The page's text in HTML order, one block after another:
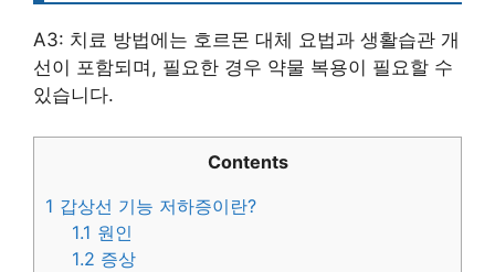
A3: 치료 방법에는 호르몬 대체 요법과 생활습관 개
선이 포함되며, 필요한 경우 약물 복용이 필요할 수
있습니다.
Contents
1 갑상선 기능 저하증이란?
1.1 원인
1.2 증상